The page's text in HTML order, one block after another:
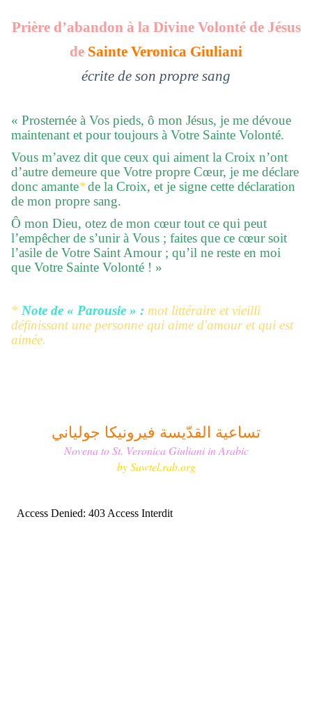
Prière d’abandon à la Divine Volonté de Jésus
de Sainte Veronica Giuliani
écrite de son propre sang
« Prosternée à Vos pieds, ô mon Jésus, je me dévoue
maintenant et pour toujours à Votre Sainte Volonté.
Vous m’avez dit que ceux qui aiment la Croix n’ont
d’autre demeure que Votre propre Cœur, je me déclare
donc amante*de la Croix, et je signe cette déclaration
de mon propre sang.
Ô mon Dieu, otez de mon cœur tout ce qui peut
l’empêcher de s’unir à Vous ; faites que ce cœur soit
l’asile de Votre Saint Amour ; qu’il ne reste en moi
que Votre Sainte Volonté ! »
* Note de « Parousie » : mot littéraire et vieilli
définissant une personne qui aime d'amour et qui est
aimée.
تساعية القدّيسة فيرونيكا جولياني
Novena to St. Veronica Giuliani in Arabic
bySawtel.rab.org